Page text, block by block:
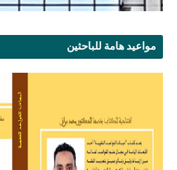
مواعيد هامة للباحثين